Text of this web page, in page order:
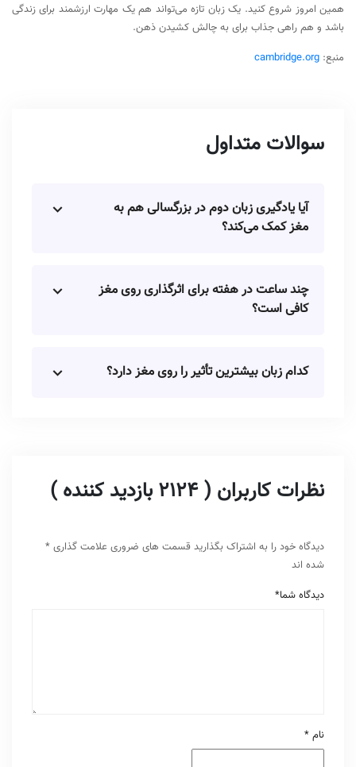
همین امروز شروع کنید. یک زبان تازه می‌تواند هم یک مهارت ارزشمند برای زندگی
باشد و هم راهی جذاب برای به چالش کشیدن ذهن.
منبع: cambridge.org
سوالات متداول
آیا یادگیری زبان دوم در بزرگسالی هم به
مغز کمک می‌کند؟
چند ساعت در هفته برای اثرگذاری روی مغز
کافی است؟
کدام زبان بیشترین تأثیر را روی مغز دارد؟
نظرات کاربران ( 2124 بازدید کننده )
دیدگاه خود را به اشتراک بگذارید قسمت های ضروری علامت گذاری *
شده اند
دیدگاه شما*
نام *